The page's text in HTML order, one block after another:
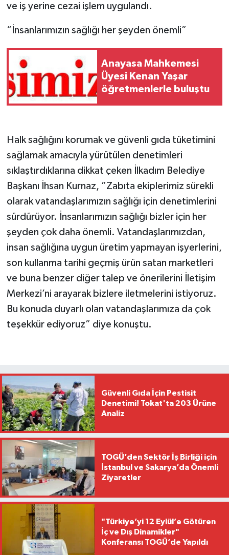
ve iş yerine cezai işlem uygulandı.
“İnsanlarımızın sağlığı her şeyden önemli”
Anayasa Mahkemesi
Üyesi Kenan Yaşar
öğretmenlerle buluştu
Halk sağlığını korumak ve güvenli gıda tüketimini
sağlamak amacıyla yürütülen denetimleri
sıklaştırdıklarına dikkat çeken İlkadım Belediye
Başkanı İhsan Kurnaz, ”Zabıta ekiplerimiz sürekli
olarak vatandaşlarımızın sağlığı için denetimlerini
sürdürüyor. İnsanlarımızın sağlığı bizler için her
şeyden çok daha önemli. Vatandaşlarımızdan,
insan sağlığına uygun üretim yapmayan işyerlerini,
son kullanma tarihi geçmiş ürün satan marketleri
ve buna benzer diğer talep ve önerilerini İletişim
Merkezi’ni arayarak bizlere iletmelerini istiyoruz.
Bu konuda duyarlı olan vatandaşlarımıza da çok
teşekkür ediyoruz” diye konuştu.
Güvenli Gıda İçin Pestisit
Denetimi! Tokat'ta 203 Ürüne
Analiz
TOGÜ’den Sektör İş Birliği için
İstanbul ve Sakarya’da Önemli
Ziyaretler
"Türkiye’yi 12 Eylül’e Götüren
İç ve Dış Dinamikler"
Konferansı TOGÜ’de Yapıldı